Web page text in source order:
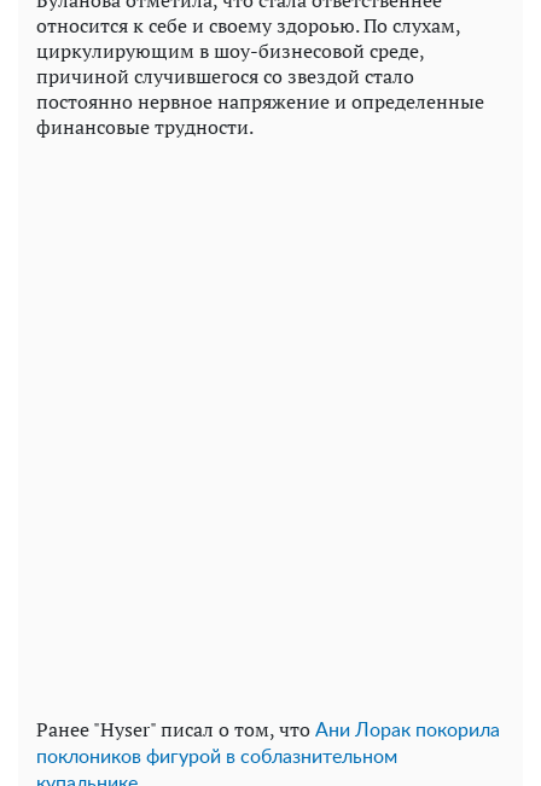
относится к себе и своему здороью. По слухам,
циркулирующим в шоу-бизнесовой среде,
причиной случившегося со звездой стало
постоянно нервное напряжение и определенные
финансовые трудности.
Ранее "Hyser" писал о том, что Ани Лорак покорила
поклоников фигурой в соблазнительном